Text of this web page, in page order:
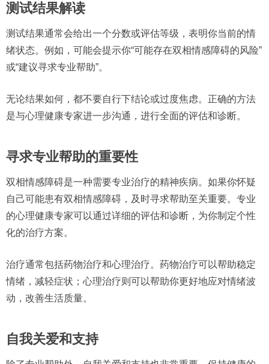
测试结果解读
测试结果通常会给出一个分数或评估等级，表明你当前的情
绪状态。例如，可能会提示你“可能存在双相情感障碍的风险”
或“建议寻求专业帮助”。
无论结果如何，都不要自行下结论或过度焦虑。正确的方法
是与心理健康专家进一步沟通，进行全面的评估和诊断。
寻求专业帮助的重要性
双相情感障碍是一种需要专业治疗的精神疾病。如果你怀疑
自己可能患有双相情感障碍，及时寻求帮助至关重要。专业
的心理健康专家可以通过详细的评估和诊断，为你制定个性
化的治疗方案。
治疗通常包括药物治疗和心理治疗。药物治疗可以帮助稳定
情绪，减轻症状；心理治疗则可以帮助你更好地应对情绪波
动，改善生活质量。
自我关爱和支持